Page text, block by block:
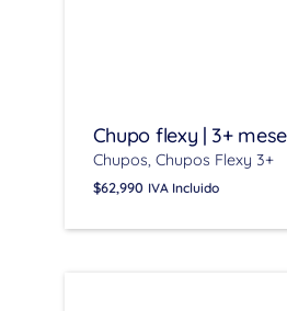
Chupo flexy | 3+
Chupos Chupos Flexy 3+
$62,990 IVA Incluido